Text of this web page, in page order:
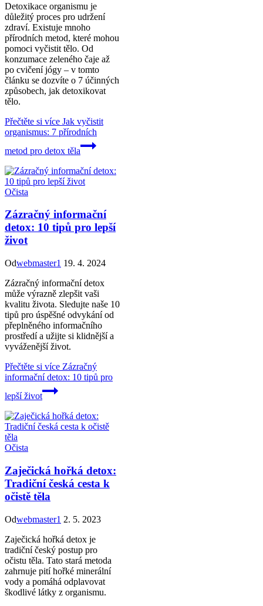
Detoxikace organismu je
důležitý proces pro udržení
zdraví. Existuje mnoho
přírodních metod, které mohou
pomoci vyčistit tělo. Od
konzumace zeleného čaje až
po cvičení jógy – v tomto
článku se dozvíte o 7 účinných
způsobech, jak detoxikovat
tělo.
Přečtěte si více Jak vyčistit
organismus: 7 přírodních
metod pro detox těla
Očista
Zázračný informační
detox: 10 tipů pro lepší
život
Odwebmaster1 19. 4. 2024
Zázračný informační detox
může výrazně zlepšit vaši
kvalitu života. Sledujte naše 10
tipů pro úspěšné odvykání od
přeplněného informačního
prostředí a užijte si klidnější a
vyváženější život.
Přečtěte si více Zázračný
informační detox: 10 tipů pro
lepší život
Očista
Zaječická hořká detox:
Tradiční česká cesta k
očistě těla
Odwebmaster1 2. 5. 2023
Zaječická hořká detox je
tradiční český postup pro
očistu těla. Tato stará metoda
zahrnuje pití hořké minerální
vody a pomáhá odplavovat
škodlivé látky z organismu.